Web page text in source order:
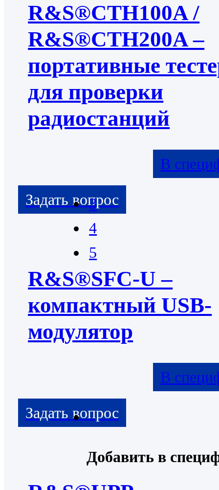
R&S®CTH100A /
R&S®CTH200A –
портативные
для проверки
радиостанций
В
R&S®SFC-U –
компактный USB-
модулятор
В
3
4
5
Добавить в